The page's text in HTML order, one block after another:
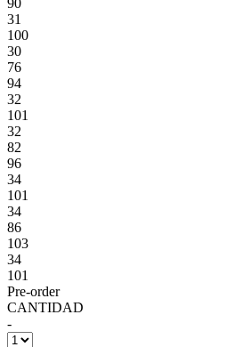
31
100
30
76
94
32
101
32
82
96
34
101
34
86
103
34
101
Pre-order
CANTIDAD
-